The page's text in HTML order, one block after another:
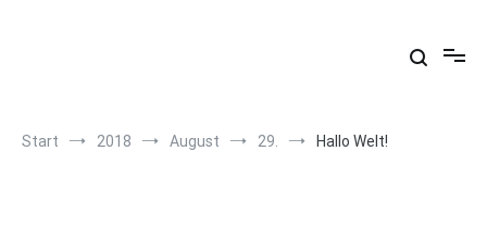
Start 2018 August 29. Hallo Welt!